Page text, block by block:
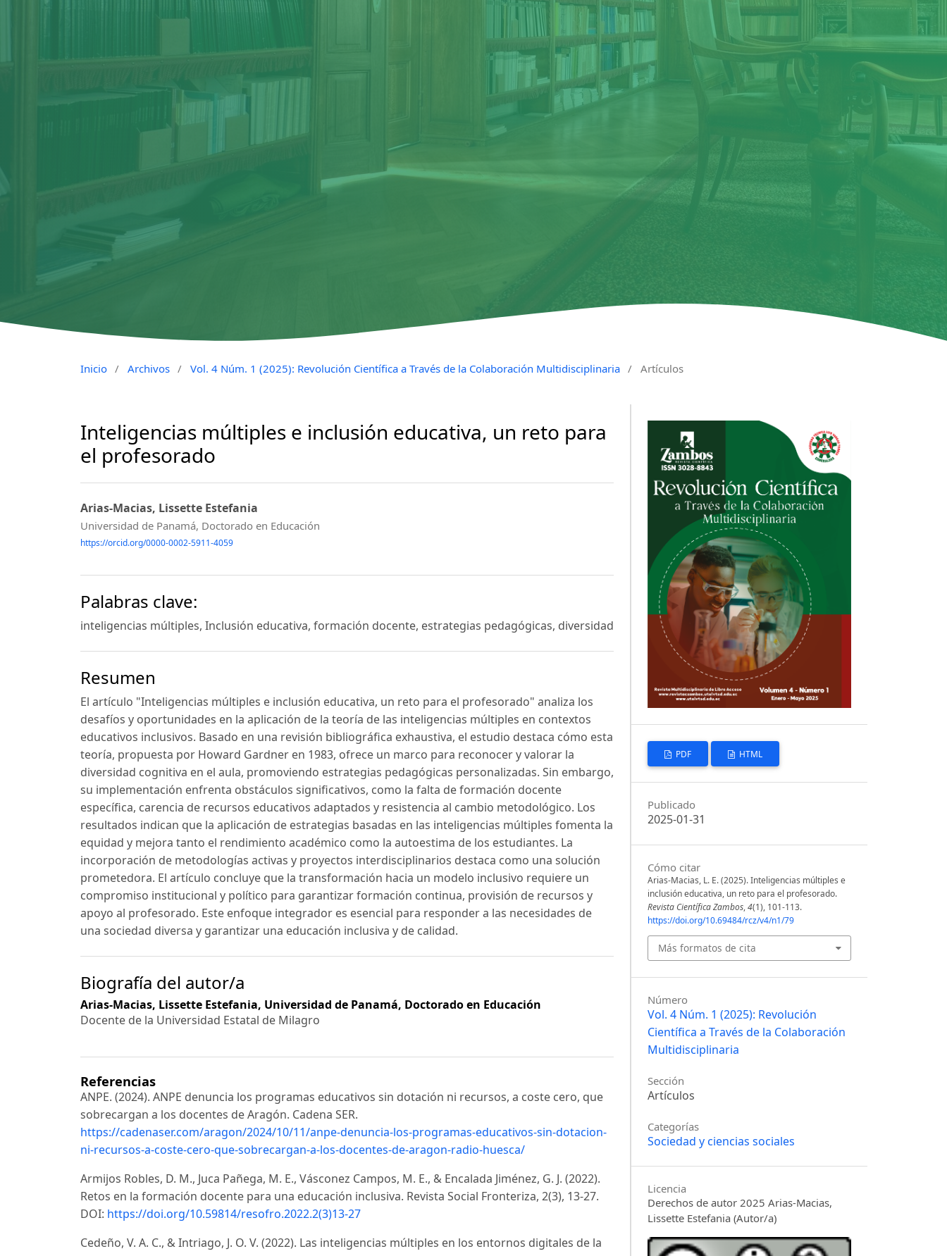
Inicio / Archivos / Vol. 4 Núm. 1 (2025): Revolución Científica a Través de la Colaboración Multidisciplinaria / Artículos
Inteligencias múltiples e inclusión educativa, un reto para
el profesorado
Arias-Macias, Lissette Estefania
Universidad de Panamá, Doctorado en Educación
https://orcid.org/0000-0002-5911-4059
Palabras clave:
inteligencias múltiples, Inclusión educativa, formación docente, estrategias pedagógicas, diversidad
Resumen
El artículo "Inteligencias múltiples e inclusión educativa, un reto para el profesorado" analiza los
desafíos y oportunidades en la aplicación de la teoría de las inteligencias múltiples en contextos
educativos inclusivos. Basado en una revisión bibliográfica exhaustiva, el estudio destaca cómo esta
teoría, propuesta por Howard Gardner en 1983, ofrece un marco para reconocer y valorar la
diversidad cognitiva en el aula, promoviendo estrategias pedagógicas personalizadas. Sin embargo,
su implementación enfrenta obstáculos significativos, como la falta de formación docente
específica, carencia de recursos educativos adaptados y resistencia al cambio metodológico. Los
resultados indican que la aplicación de estrategias basadas en las inteligencias múltiples fomenta la
equidad y mejora tanto el rendimiento académico como la autoestima de los estudiantes. La
incorporación de metodologías activas y proyectos interdisciplinarios destaca como una solución
prometedora. El artículo concluye que la transformación hacia un modelo inclusivo requiere un
compromiso institucional y político para garantizar formación continua, provisión de recursos y
apoyo al profesorado. Este enfoque integrador es esencial para responder a las necesidades de
una sociedad diversa y garantizar una educación inclusiva y de calidad.
Biografía del autor/a
Arias-Macias, Lissette Estefania, Universidad de Panamá, Doctorado en Educación
Docente de la Universidad Estatal de Milagro
Referencias
ANPE. (2024). ANPE denuncia los programas educativos sin dotación ni recursos, a coste cero, que
sobrecargan a los docentes de Aragón. Cadena SER.
https://cadenaser.com/aragon/2024/10/11/anpe-denuncia-los-programas-educativos-sin-dotacion-
ni-recursos-a-coste-cero-que-sobrecargan-a-los-docentes-de-aragon-radio-huesca/
Armijos Robles, D. M., Juca Pañega, M. E., Vásconez Campos, M. E., & Encalada Jiménez, G. J. (2022).
Retos en la formación docente para una educación inclusiva. Revista Social Fronteriza, 2(3), 13-27.
DOI: https://doi.org/10.59814/resofro.2022.2(3)13-27
Cedeño, V. A. C., & Intriago, J. O. V. (2022). Las inteligencias múltiples en los entornos digitales de la
PDF HTML
Publicado
2025-01-31
Cómo citar
Arias-Macias, L. E. (2025). Inteligencias múltiples e
inclusión educativa, un reto para el profesorado.
Revista Científica Zambos,4(1), 101-113.
https://doi.org/10.69484/rcz/v4/n1/79
Más formatos de cita
Número
Vol. 4 Núm. 1 (2025): Revolución
Científica a Través de la Colaboración
Multidisciplinaria
Sección
Artículos
Categorías
Sociedad y ciencias sociales
Licencia
Derechos de autor 2025 Arias-Macias,
Lissette Estefania (Autor/a)